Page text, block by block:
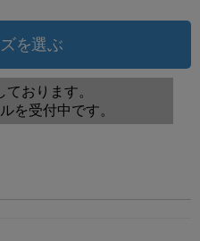
を選ぶ
おります。
を受付中です。